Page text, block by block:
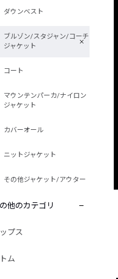
ダウンベスト
ブルゾン/スタジャン/コーチ
ジャケット
コート
マウンテンパーカ/ナイロン
ジャケット
カバーオール
ニットジャケット
その他ジャケット/アウター
他のカテゴリ
ップス
ム
付き チェックシャツジャケット